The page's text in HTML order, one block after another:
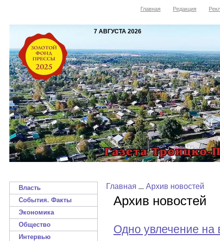
Главная Редакция
7 АВГУСТА 2026
Власть
События. Факты
Экономика
Общество
Интервью
Главная Архив новостей
Архив новостей
Одно увлечение на